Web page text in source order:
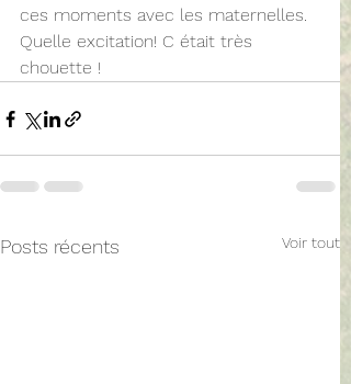
ces moments avec les maternelles.
Quelle excitation! C était très
chouette !
Posts récents Voir tout